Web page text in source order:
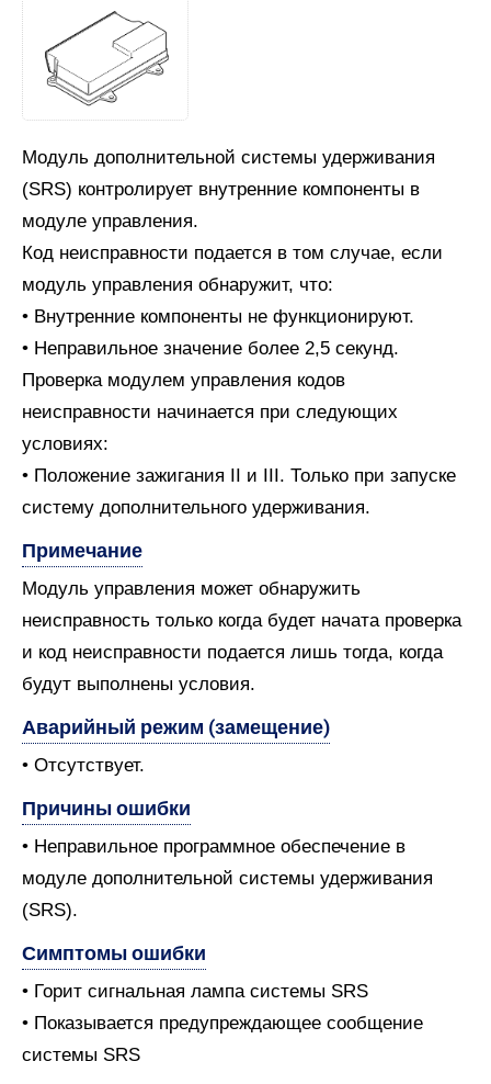
Модуль дополнительной системы удерживания
(SRS) контролирует внутренние компоненты в
модуле управления.
Код неисправности подается в том случае, если
модуль управления обнаружит, что:
• Внутренние компоненты не функционируют.
• Неправильное значение более 2,5 секунд.
Проверка модулем управления кодов
неисправности начинается при следующих
условиях:
• Положение зажигания II и III. Только при запуске
систему дополнительного удерживания.
Примечание
Модуль управления может обнаружить
неисправность только когда будет начата проверка
и код неисправности подается лишь тогда, когда
будут выполнены условия.
Аварийный режим (замещение)
• Отсутствует.
Причины ошибки
• Неправильное программное обеспечение в
модуле дополнительной системы удерживания
(SRS).
Симптомы ошибки
• Горит сигнальная лампа системы SRS
• Показывается предупреждающее сообщение
системы SRS